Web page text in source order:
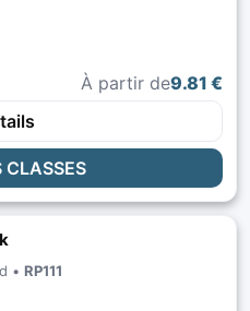
À partir de9.81 €
CLASSES
• RP111